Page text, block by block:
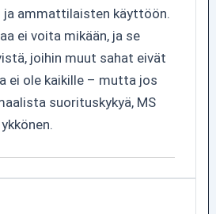
ja ammattilaisten käyttöön.
ei voita mikään, ja se
joihin muut sahat eivät
ei ole kaikille – mutta jos
suorituskykyä, MS